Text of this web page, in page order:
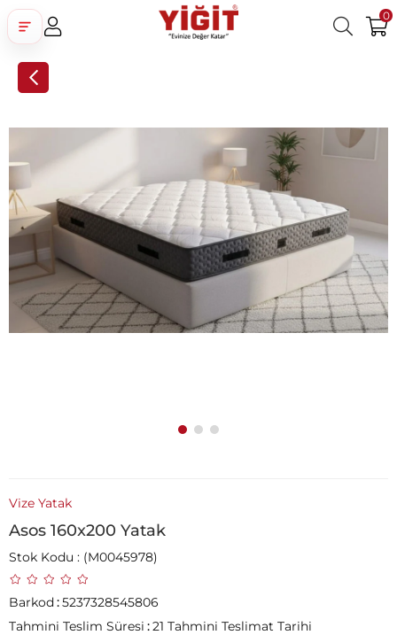
0
Vize Yatak
Asos 160x200 Yatak
Stok Kodu (M0045978)
Barkod:5237328545806
Tahmini Teslim Süresi :21 Tahmini Teslimat Tarihi